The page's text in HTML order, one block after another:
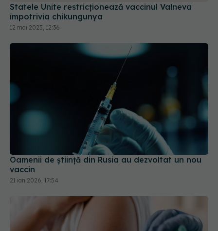
Oamenii de ştiinţă din Rusia au dezvoltat un nou